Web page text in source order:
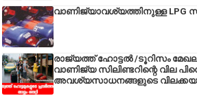
വാണിജ്യാവശ്യത്തിനുള്ള LPG
രാജ്യത്ത് ഹോട്ടൽ /ടൂറിസം
വാണിജ്യ സിലിണ്ടറിന്റെ വില
അവശ്യസാധനങ്ങളുടെ